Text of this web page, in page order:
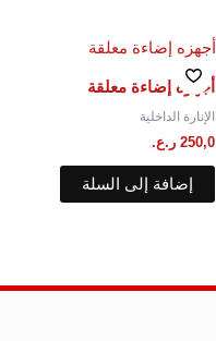
أجهزه إضاءة معلقة
الإنارة الداخلية
250,0 ر.ع.
إضافة إلى السلة